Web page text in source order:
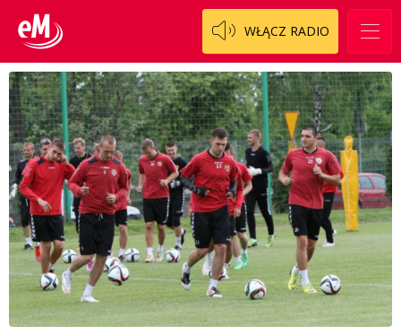
WŁĄCZ RADIO